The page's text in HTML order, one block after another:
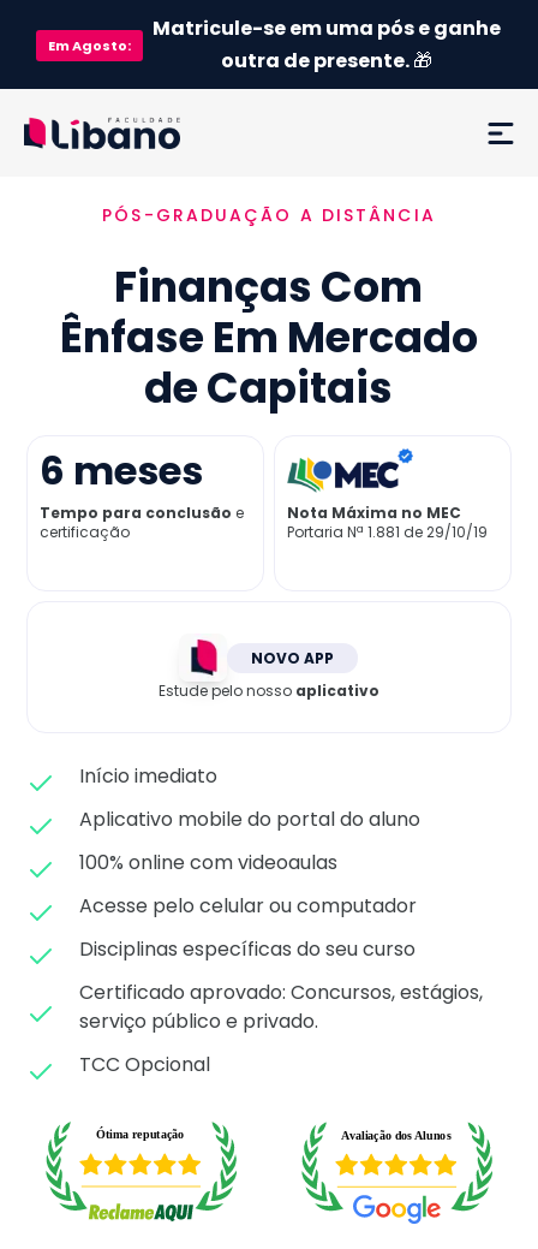
EmAgosto:
Matricule-se em uma pós e ganhe
outra de presente.🎁
Ementa
Como funciona
Credenciamento MEC
Já sou aluno
PÓS-GRADUAÇÃO A DISTÂNCIA
Finanças Com
Ênfase Em Mercado
de Capitais
6 meses
Tempo para conclusão e
certificação
Nota Máxima no MEC
Portaria Nª 1.881 de 29/10/19
NOVO APP
Estude pelo nosso aplicativo
Início imediato
Aplicativo mobile do portal do aluno
100% online com videoaulas
Acesse pelo celular ou computador
Disciplinas específicas do seu curso
Certificado aprovado: Concursos, estágios,
serviço público e privado.
TCC Opcional